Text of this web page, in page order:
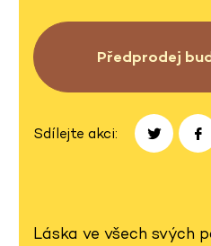
Předprodej
Sdílejte akci:
Láska ve všech svých